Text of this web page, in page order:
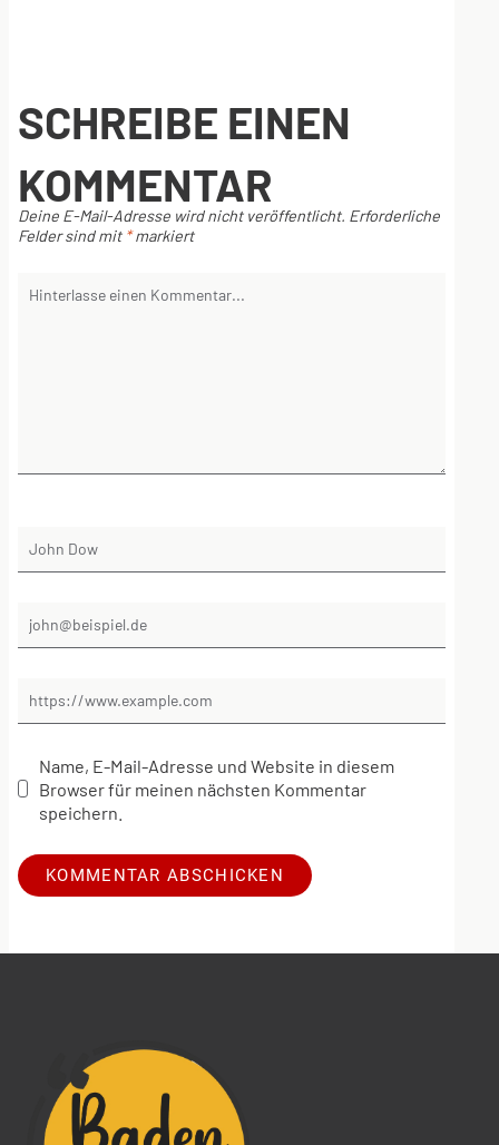
SCHREIBE EINEN
KOMMENTAR
Deine E-Mail-Adresse wird nicht veröffentlicht. Erforderliche
Felder sind mit *markiert
Name, E-Mail-Adresse und Website in diesem
Browser für meinen nächsten Kommentar
speichern.